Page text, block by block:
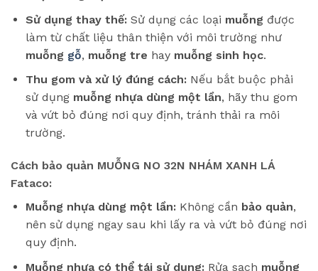
Sử dụng thay thế:Sử dụng các loại muỗng được
làm từ chất liệu thân thiện với môi trường như
muỗng gỗ, muỗng tre hay muỗng sinh học.
Thu gom và xử lý đúng cách:Nếu bắt buộc phải
sử dụng muỗng nhựa dùng một lần, hãy thu gom
và vứt bỏ đúng nơi quy định, tránh thải ra môi
trường.
Cách bảo quản MUỖNG NO 32N NHÁM XANH LÁ
Fataco:
Muỗng nhựa dùng một lần:Không cần bảo quản,
nên sử dụng ngay sau khi lấy ra và vứt bỏ đúng nơi
quy định.
Muỗng nhựa có thể tái sử dụng:Rửa sạch muỗng